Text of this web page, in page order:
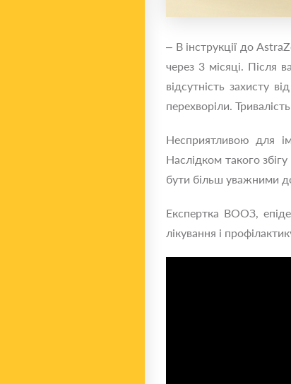
– В інструкції до
через 3 місяці. Після
відсутність захисту
перехворіли.
Несприятливою для
Наслідком такого
бути більш уважними
Експертка ВООЗ,
лікування і